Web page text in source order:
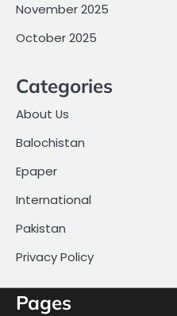
November 2025
October 2025
Categories
About Us
Balochistan
Epaper
International
Pakistan
Privacy Policy
Pages